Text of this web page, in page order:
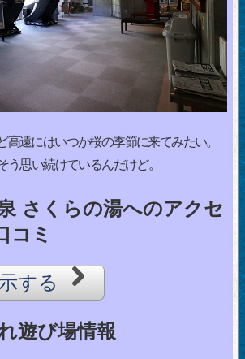
高遠にはいつか桜の季節に来てみたい。
う思い続けているんだけど。
さくらの湯へのアクセ
コミ
する
遊び場情報